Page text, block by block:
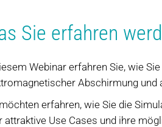
Sie erfahren
Webinar erfahren Sie, wie
Abschirmung und
erfahren, wie Sie die
attraktive Use Cases und ihre